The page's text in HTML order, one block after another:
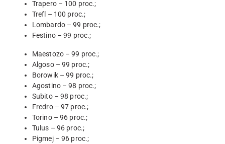
Trapero – 100 proc.;
Trefl – 100 proc.;
Lombardo – 99 proc.;
Festino – 99 proc.;
Maestozo – 99 proc.;
Algoso – 99 proc.;
Borowik – 99 proc.;
Agostino – 98 proc.;
Subito – 98 proc.;
Fredro – 97 proc.;
Torino – 96 proc.;
Tulus – 96 proc.;
Pigmej – 96 proc.;